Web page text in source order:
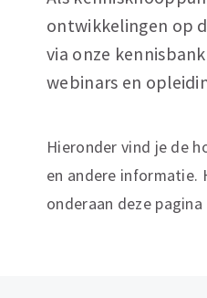
ontwikkelingen op
via onze
webinars en
Hieronder vind je de
en andere informatie.
onderaan deze